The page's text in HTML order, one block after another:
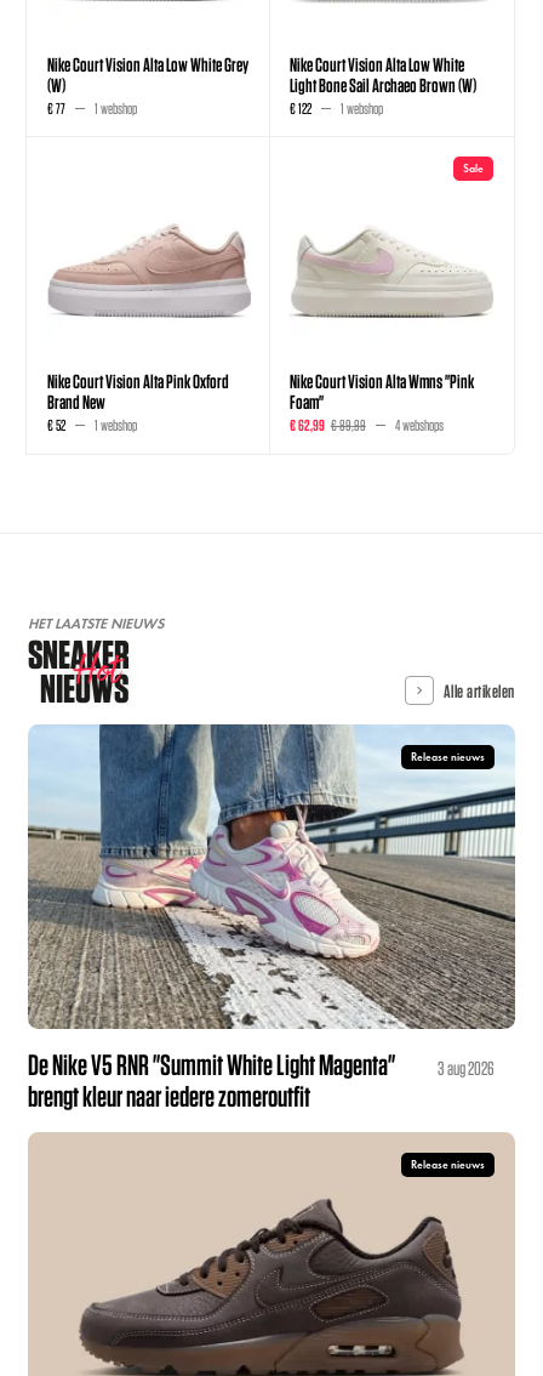
Nike Court Vision Alta Low White Grey
(W)
€ 77 1 webshop
Nike Court Vision Alta Low White
Light Bone Sail Archaeo Brown (W)
€ 122 1 webshop
Nike Court Vision Alta Pink Oxford
Brand New
€ 52 1 webshop
Sale
Nike Court Vision Alta Wmns "Pink
Foam"
€ 62,99 € 89,99 4 webshops
HET LAATSTE NIEUWS
SNEAKER
NIEUWS
Hot Alle artikelen
Release nieuws
De Nike V5 RNR "Summit White Light Magenta"
brengt kleur naar iedere zomeroutfit
3 aug 2026
Release nieuws